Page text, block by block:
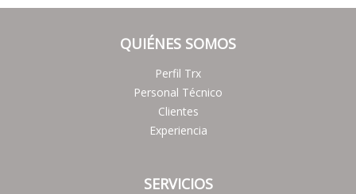
QUIÉNES SOMOS
Perfil Trx
Personal Técnico
Clientes
Experiencia
SERVICIOS